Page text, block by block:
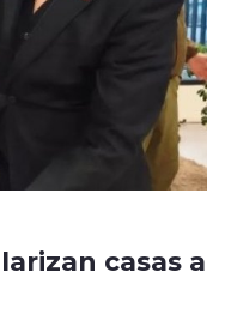
casas a